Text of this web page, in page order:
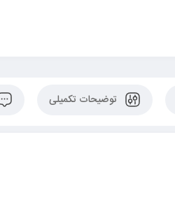
توضیحات تکمیلی